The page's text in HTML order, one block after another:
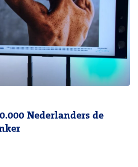
Nederlanders de